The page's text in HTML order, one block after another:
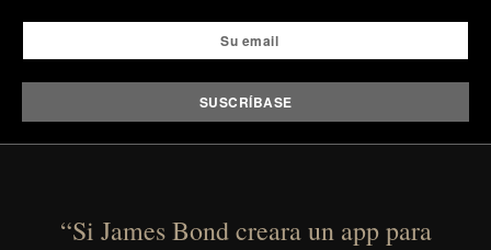
“Si James Bond creara un app para